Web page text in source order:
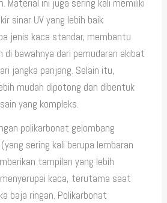
Material ini juga sering kali memiliki
sinar UV yang lebih baik
jenis kaca standar, membantu
di bawahnya dari pemudaran akibat
jangka panjang. Selain itu,
mudah dipotong dan dibentuk
yang kompleks.
polikarbonat gelombang
sering kali berupa lembaran
tampilan yang lebih
kaca, terutama saat
baja ringan. Polikarbonat